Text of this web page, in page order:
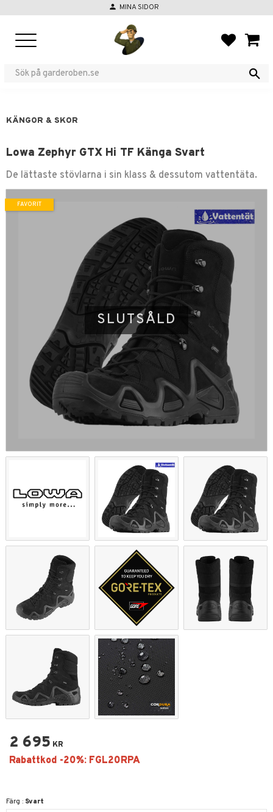
person MINA SIDOR
KÄNGOR & SKOR
Lowa Zephyr GTX Hi TF Känga Svart
De lättaste stövlarna i sin klass & dessutom vattentäta.
SLUTSÅLD
FAVORIT
2 695 KR
Färg : Svart